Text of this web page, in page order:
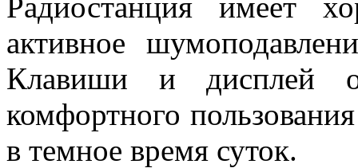
активное
Клавиши и дисплей
комфортного
в темное время суток.